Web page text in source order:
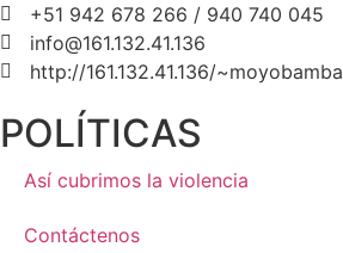
+51 942 678 266 / 940 740 045
info@161.132.41.136
http://161.132.41.136/~moyobamba
POLÍTICAS
Así cubrimos la violencia
Contáctenos